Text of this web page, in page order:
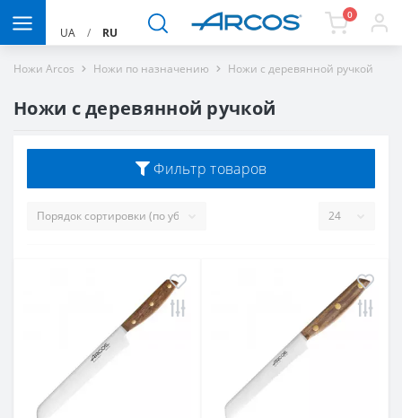
UA / RU
0
Ножи Arcos Ножи по назначению Ножи с деревянной ручкой
Ножи с деревянной ручкой
Фильтр товаров